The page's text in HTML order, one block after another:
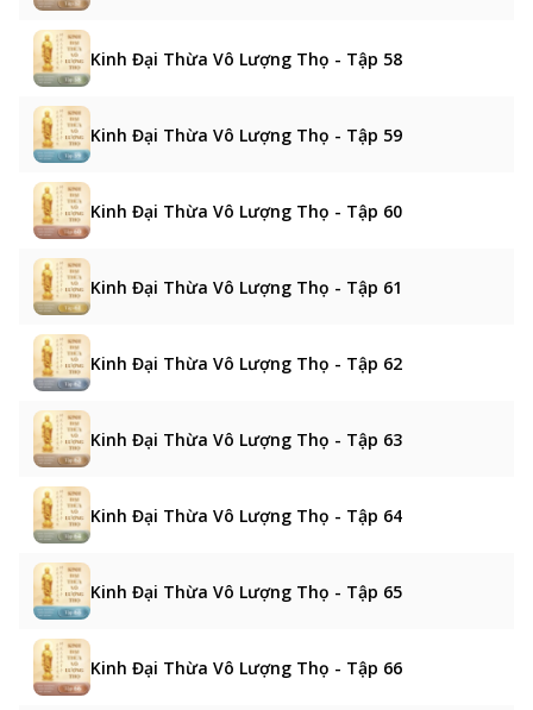
Kinh Đại Thừa Vô Lượng Thọ - Tập 58
Kinh Đại Thừa Vô Lượng Thọ - Tập 59
Kinh Đại Thừa Vô Lượng Thọ - Tập 60
Kinh Đại Thừa Vô Lượng Thọ - Tập 61
Kinh Đại Thừa Vô Lượng Thọ - Tập 62
Kinh Đại Thừa Vô Lượng Thọ - Tập 63
Kinh Đại Thừa Vô Lượng Thọ - Tập 64
Kinh Đại Thừa Vô Lượng Thọ - Tập 65
Kinh Đại Thừa Vô Lượng Thọ - Tập 66